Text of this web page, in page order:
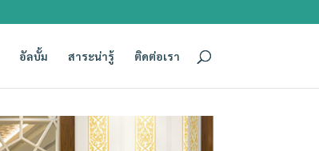
อัลบั้ม สาระน่ารู้ ติดต่อเรา